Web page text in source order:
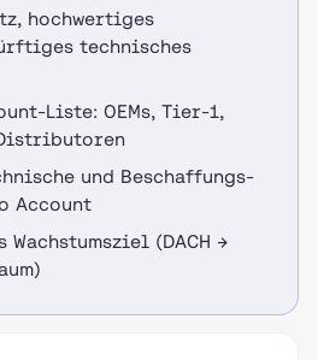
hochwertiges
technisches
Liste: OEMs, Tier-1,
und Beschaffungs-
Account
(DACH →